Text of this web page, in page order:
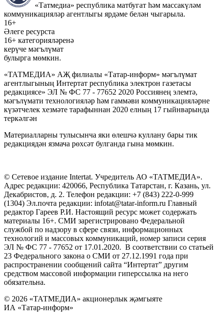
«Татмедиа» республика матбугат һәм массакүләм
коммуникацияләр агентлыгы ярдәме белән чыгарыла.
16+
Әлеге ресурста
16+ категорияләренә
керүче мәгълүмат
булырга мөмкин.
«ТАТМЕДИА» АҖ филиалы «Татар-информ» мәгълүмат
агентлыгының Интертат республика электрон газетасы
редакциясе» ЭЛ № ФС 77 - 77652 2020 Россиянең элемтә,
мәгълүмати технологияләр һәм гаммәви коммуникацияләрне
күзәтчелек хезмәте тарафыннан 2020 елның 17 гыйнварында
теркәлгән
Материалларны тулысынча яки өлешчә куллану бары тик
редакциядән язмача рөхсәт булганда гына мөмкин.
© Сетевое издание Intertat. Учредитель АО «ТАТМЕДИА».
Адрес редакции: 420066, Республика Татарстан, г. Казань, ул.
Декабристов, д. 2. Телефон редакции: +7 (843) 222-0-999
(1304) Эл.почта редакции: infotat@tatar-inform.ru Главный
редактор Гареев Р.И. Настоящий ресурс может содержать
материалы 16+. СМИ зарегистрировано Федеральной
службой по надзору в сфере связи, информационных
технологий и массовых коммуникаций, номер записи серия
ЭЛ № ФС 77 - 77652 от 17.01.2020. В соответствии со статьей
23 Федерального закона о СМИ от 27.12.1991 года при
распространении сообщений сайта “Интертат” другим
средством массовой информации гиперссылка на него
обязательна.
© 2026 «ТАТМЕДИА» акционерлык җәмгыяте
ИА «Татар-информ»